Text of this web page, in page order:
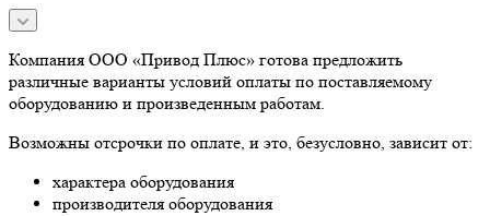
Компания ООО «Привод Плюс» готова предложить
различные варианты условий оплаты по поставляемому
оборудованию и произведенным работам.
Возможны отсрочки по оплате, и это, безусловно, зависит от:
характера оборудования
производителя оборудования